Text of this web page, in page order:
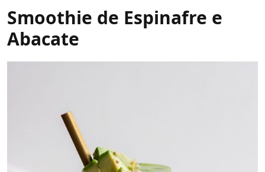
Smoothie de Espinafre e
Abacate